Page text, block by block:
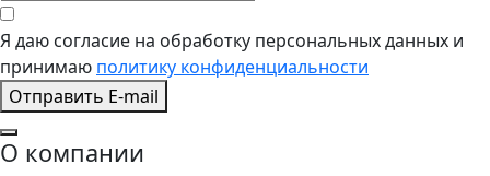
Я даю согласие на обработку персональных данных и
принимаю политику конфиденциальности
Отправить E-mail
О компании